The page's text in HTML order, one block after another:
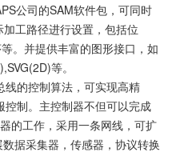
公司的SAM软件包，可同时
工路径进行设置，包括位
。并提供丰富的图形接口，如
等。
线的控制算法，可实现高精
控制。主控制器不但可以完成
的工作，采用一条网线，可扩
据采集器，传感器，协议转换